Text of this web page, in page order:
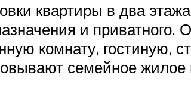
квартиры в два
и
комнату, гостиную,
семейное жилое